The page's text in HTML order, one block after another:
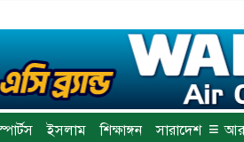
ইসলাম শিক্ষাঙ্গন সারাদেশ ≡